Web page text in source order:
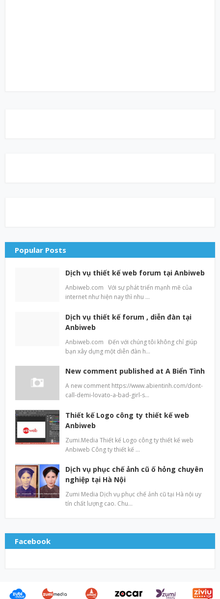
Popular Posts
Dịch vụ thiết kế web forum tại Anbiweb
Anbiweb.com Với sự phát triển mạnh mẽ của
internet như hiện nay thì nhu …
Dịch vụ thiết kế forum , diễn đàn tại
Anbiweb
Anbiweb.com Đến với chúng tôi không chỉ giúp
bạn xây dựng một diễn đàn h…
New comment published at A Biển Tình
A new comment https://www.abientinh.com/dont-
call-demi-lovato-a-bad-girl-s…
Thiết kế Logo công ty thiết kế web
Anbiweb
Zumi.Media Thiết kế Logo công ty thiết kế web
Anbiweb Công ty thiết kế …
Dịch vụ phục chế ảnh cũ ố hỏng chuyên
nghiệp tại Hà Nội
Zumi Media Dịch vụ phục chế ảnh cũ tại Hà nội uy
tín chất lượng cao. Chu…
Facebook